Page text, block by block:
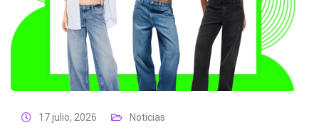
17 julio, 2026 Noticias